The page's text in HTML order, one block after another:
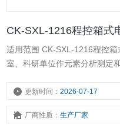
CK-SXL-1216程控箱式
适用范围 CK-SXL-1216程控
室、科研单位作元素分析测定
更新时间：2026-07-17
厂商性质：生产厂家